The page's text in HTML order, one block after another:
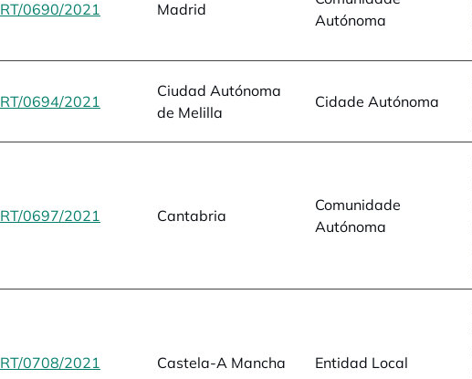
RT/0690/2021 opens in a new tab
Madrid
Autónoma
RT/0694/2021 opens in a new tab
Ciudad Autónoma
de Melilla
Cidade Autónoma
RT/0697/2021 opens in a new tab
Cantabria
Comunidade
Autónoma
RT/0708/2021 opens in a new tab
Castela-A Mancha Entidad Local